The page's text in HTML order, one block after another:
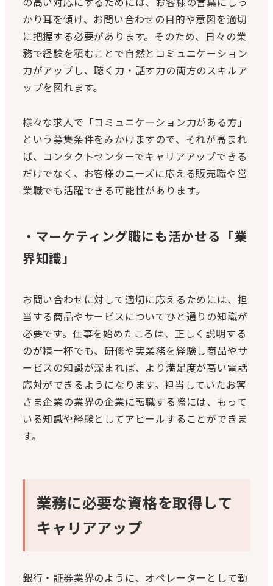
かり耳を傾け、お問い合わせの目的や意図を適切
に把握する必要があります。そのため、日々の業
務で経験を積むことで自然とコミュニケーション
力がアップし、聴く力・話す力の両方のスキルア
ップを図れます。
様々な求人で「コミュニケーション力がある方」
という募集条件をみかけますので、それが高まれ
ば、コンタクトセンターでキャリアアップできる
だけでなく、お客様のニーズに応える販売職や営
業職でも活躍できる可能性があります。
・マーケティング職にも活かせる「業
界知識」
お問い合わせに対して適切に応えるためには、担
当する商品やサービスについてひと通りの知識が
必要です。仕事を始めたころは、正しく説明する
のが精一杯でも、研修や実業務を経験し商品やサ
ービスの知識が深まれば、より満足度が高い電話
応対ができるようになります。担当していたお客
さま企業の業界の企業に転職する際には、もって
いる知識や経験としてアピールすることができま
す。
業務に必要な資格を取得して
キャリアアップ
銀行・証券業界のように、オペレーターとして勤